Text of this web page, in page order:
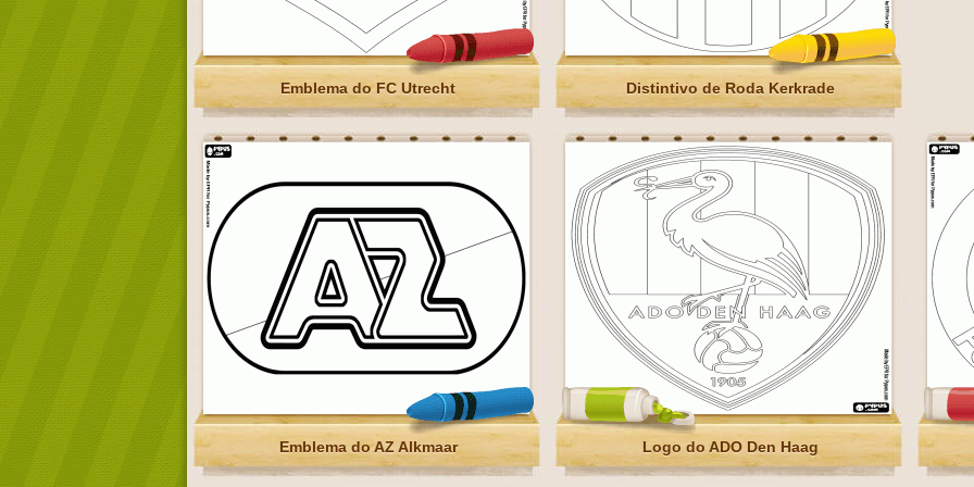
Emblema do FC Utrecht Distintivo de Roda Kerkrade
Emblema do AZ Alkmaar Logo do ADO Den Haag